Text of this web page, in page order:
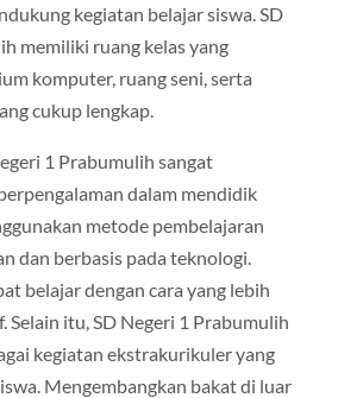
kegiatan belajar siswa. SD
memiliki ruang kelas yang
komputer, ruang seni, serta
cukup lengkap.
1 Prabumulih sangat
dalam mendidik
metode pembelajaran
dan berbasis pada teknologi.
belajar dengan cara yang lebih
Selain itu, SD Negeri 1 Prabumulih
kegiatan ekstrakurikuler yang
Mengembangkan bakat di luar